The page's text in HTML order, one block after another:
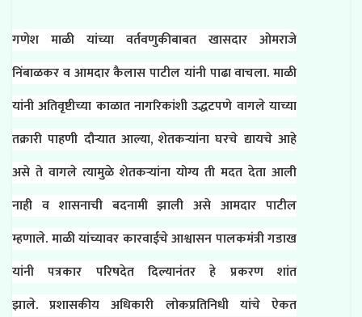
गणेश माळी यांच्या वर्तवणुकीबाबत खासदार ओमराजे
निंबाळकर व आमदार कैलास पाटील यांनी पाढा वाचला. माळी
यांनी अतिवृष्टीच्या काळात नागरिकांशी उद्धटपणे वागले याच्या
तक्रारी पाहणी दौऱ्यात आल्या, शेतकऱ्यांना घरचे द्यायचे आहे
असे ते वागले त्यामुळे शेतकऱ्यांना योग्य ती मदत देता आली
नाही व शासनाची बदनामी झाली असे आमदार पाटील
म्हणाले. माळी यांच्यावर कारवाईचे आश्वासन पालकमंत्री गडाख
यांनी पत्रकार परिषदेत दिल्यानंतर हे प्रकरण शांत
झाले. प्रशासकीय अधिकारी लोकप्रतिनिधी यांचे ऐकत